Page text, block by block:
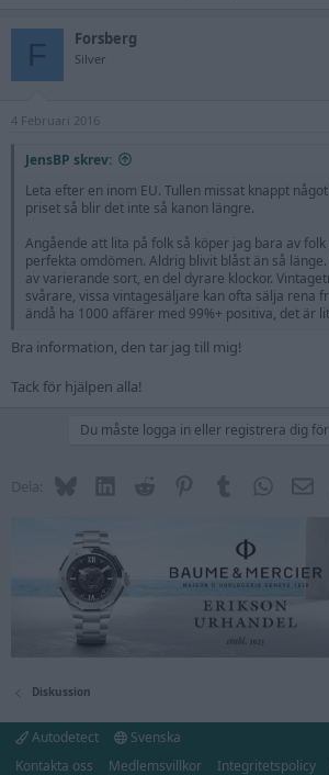
F Forsberg
Silver
4 Februari 2016
JensBP skrev:
Leta efter en inom EU. Tullen missat knappt
priset så blir det inte så kanon längre.
Angående att lita på folk så köper jag bara av
perfekta omdömen. Aldrig blivit blåst än så
av varierande sort, en del dyrare klockor.
svårare, vissa vintagesäljare kan ofta sälja rena
ändå ha 1000 affärer med 99%+ positiva, det är
Bra information, den tar jag till mig!
Tack för hjälpen alla!
Du måste logga in eller registrera dig
Diskussion
Autodetect
Svenska
Kontakta oss
Medlemsvillkor Integritetspolicy